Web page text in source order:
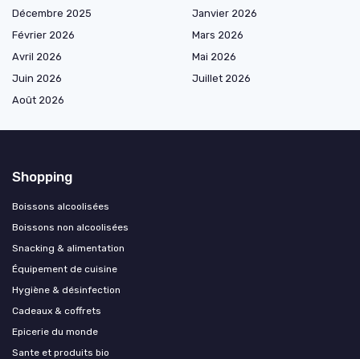
Décembre 2025
Janvier 2026
Février 2026
Mars 2026
Avril 2026
Mai 2026
Juin 2026
Juillet 2026
Août 2026
Shopping
Boissons alcoolisées
Boissons non alcoolisées
Snacking & alimentation
Équipement de cuisine
Hygiène & désinfection
Cadeaux & coffrets
Epicerie du monde
Sante et produits bio